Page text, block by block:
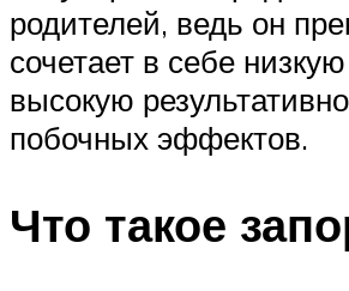
родителей, ведь он
сочетает в себе
высокую
побочных эффектов.
Что такое